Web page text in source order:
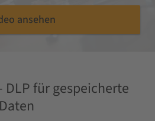
ansehen
DLP für gespeicherte
Daten